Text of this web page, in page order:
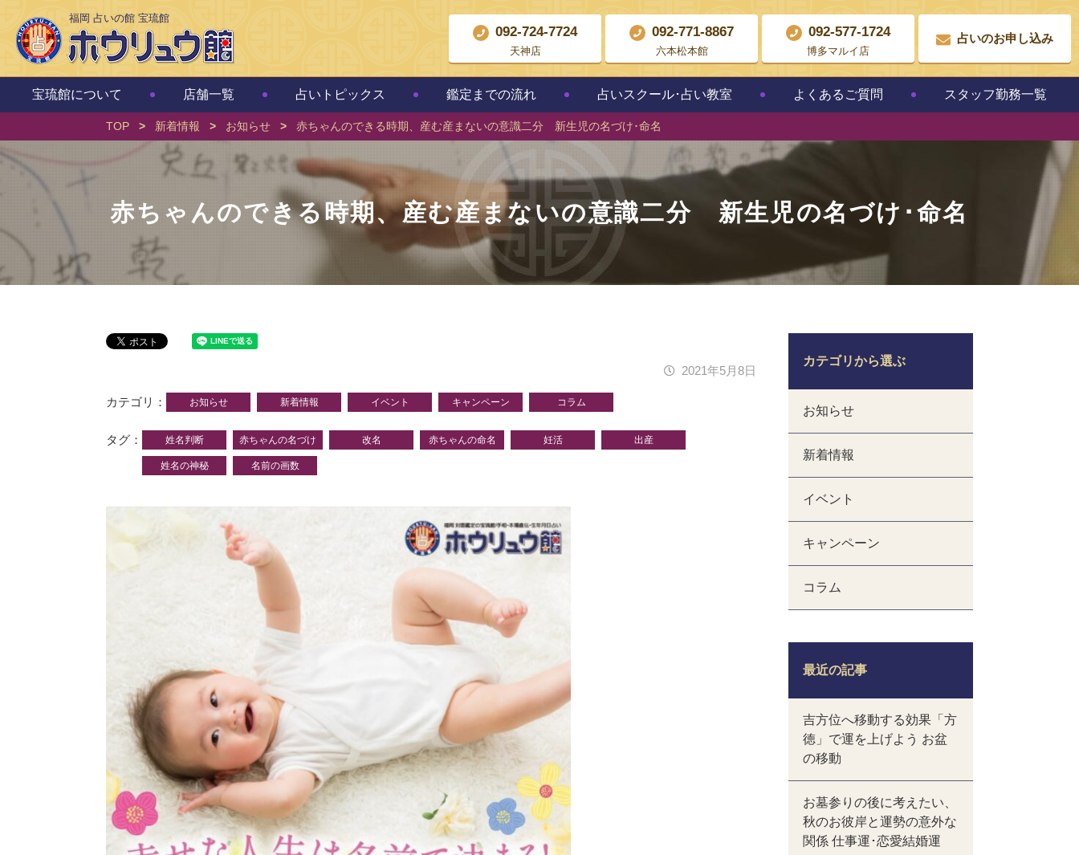
福岡 占いの館 宝琉館
092-724-7724
天神店
092-771-8867
六本松本館
092-577-1724
博多マルイ店
占いのお申し込み
宝琉館について 店舗一覧 占いトピックス 鑑定までの流れ 占いスクール･占い教室 よくあるご質問 スタッフ勤務一覧
TOP > 新着情報 > お知らせ > 赤ちゃんのできる時期、産む産まないの意識二分 新生児の名づけ･命名
赤ちゃんのできる時期、産む産まないの意識二分 新生児の名づけ･命名
2021年5月8日
カテゴリ お知らせ 新着情報 イベント キャンペーン コラム
タグ 姓名判断 赤ちゃんの名づけ 改名 赤ちゃんの命名 妊活 出産
姓名の神秘 名前の画数
カテゴリから選ぶ
お知らせ
新着情報
イベント
キャンペーン
コラム
最近の記事
吉方位へ移動する効果「方
徳」で運を上げよう お盆
の移動
お墓参りの後に考えたい、
秋のお彼岸と運勢の意外な
関係 仕事運･恋愛結婚運